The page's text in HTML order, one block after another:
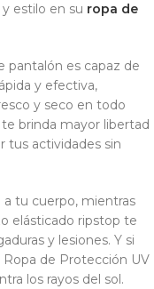
estilo en su ropa de
pantalón es capaz de
y efectiva,
y seco en todo
brinda mayor libertad
tus actividades sin
tu cuerpo, mientras
elásticado ripstop te
y lesiones. Y si
de Protección UV
los rayos del sol.